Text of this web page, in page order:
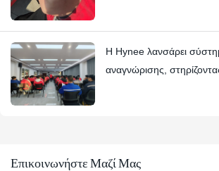
Η Hynee λανσάρει
αναγνώρισης,
Επικοινωνήστε Μαζί Μας